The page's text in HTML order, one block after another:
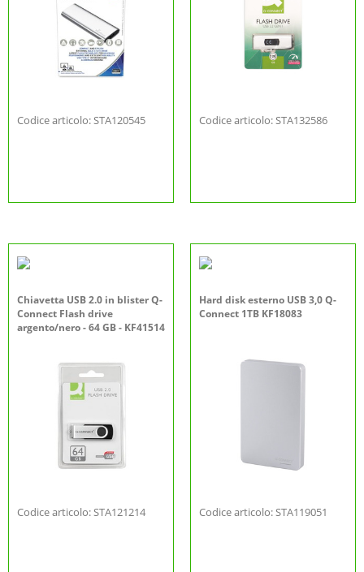
Codice articolo: STA120545 Codice articolo: STA132586
Chiavetta USB 2.0 in blister Q-
Connect Flash drive
argento/nero - 64 GB - KF41514
Codice articolo: STA121214
Hard disk esterno USB 3,0 Q-
Connect 1TB KF18083
Codice articolo: STA119051